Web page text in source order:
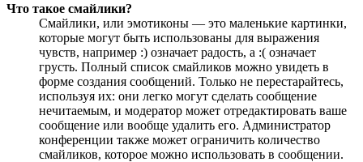
Что такое смайлики?
Смайлики, или эмотиконы — это маленькие картинки,
которые могут быть использованы для выражения
чувств, например :) означает радость, а :( означает
грусть. Полный список смайликов можно увидеть в
форме создания сообщений. Только не перестарайтесь,
используя их: они легко могут сделать сообщение
нечитаемым, и модератор может отредактировать ваше
сообщение или вообще удалить его. Администратор
конференции также может ограничить количество
смайликов, которое можно использовать в сообщении.